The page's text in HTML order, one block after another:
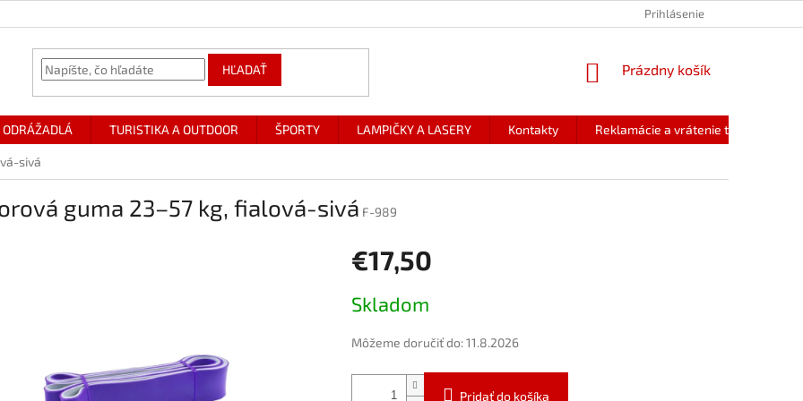
Prihlásenie
HĽADAŤ
NÁKUPNÝ
Prázdny košík
ODRÁŽADLÁ TURISTIKA A OUTDOOR ŠPORTY LAMPIČKY A LASERY Kontakty Reklamácie a vrátenie tovaru
sivá
guma 23–57 kg, fialová-sivá F-989
€17,50
cena:
Skladom
Môžeme doručiť do: 11.8.2026
Pridať do košíka